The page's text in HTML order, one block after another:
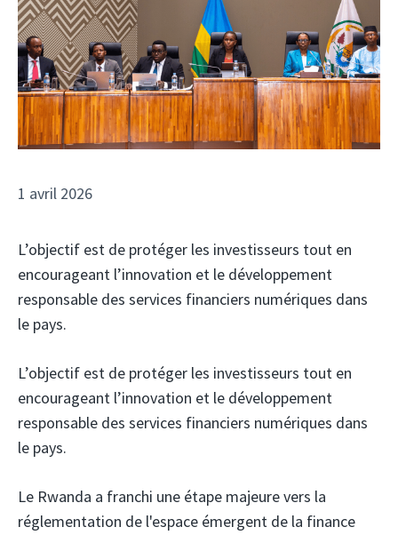
1 avril 2026
L’objectif est de protéger les investisseurs tout en
encourageant l’innovation et le développement
responsable des services financiers numériques dans
le pays.
L’objectif est de protéger les investisseurs tout en
encourageant l’innovation et le développement
responsable des services financiers numériques dans
le pays.
Le Rwanda a franchi une étape majeure vers la
réglementation de l'espace émergent de la finance